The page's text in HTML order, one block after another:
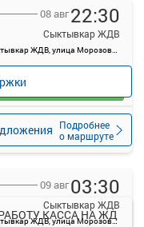
08 авг22:30
Сыктывкар ЖДВ
Сыктывкар ЖДВ, улица Морозова, 1А
Подробнее
о маршруте
Выбрать
09 авг03:30
Сыктывкар ЖДВ
Сыктывкар ЖДВ, улица Морозова, 1А
КАССА НА ЖД